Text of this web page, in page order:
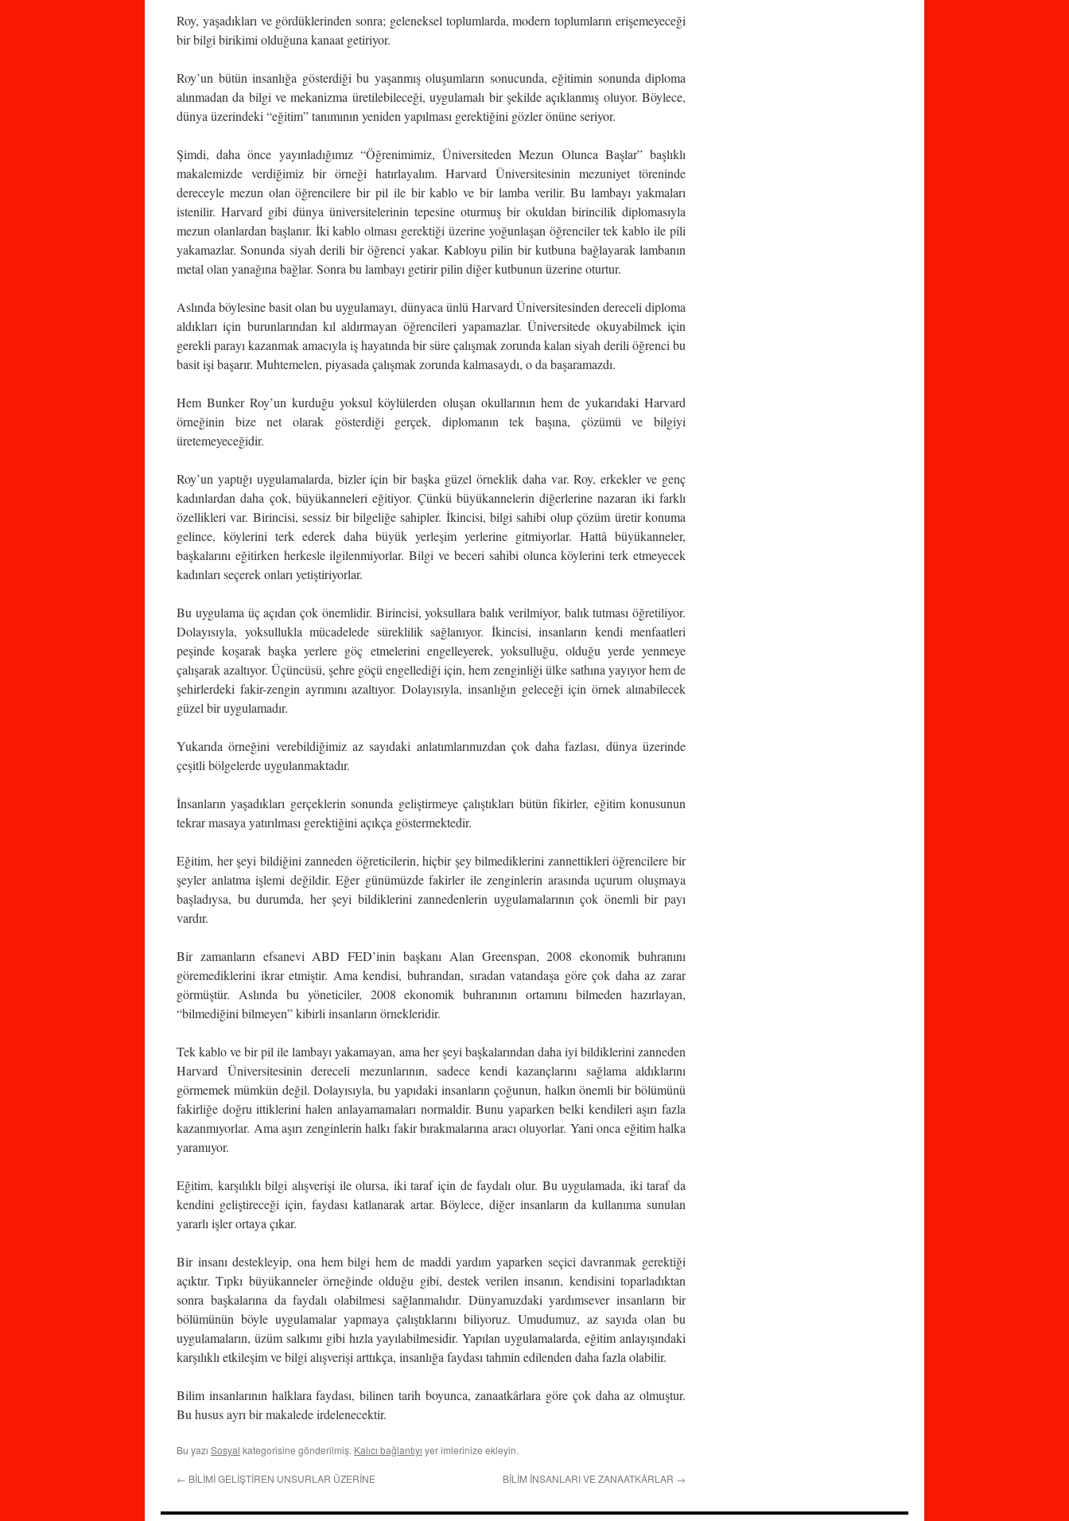
Roy, yaşadıkları ve gördüklerinden sonra; geleneksel toplumlarda, modern toplumların erişemeyeceği
bir bilgi birikimi olduğuna kanaat getiriyor.
Roy’un bütün insanlığa gösterdiği bu yaşanmış oluşumların sonucunda, eğitimin sonunda diploma
alınmadan da bilgi ve mekanizma üretilebileceği, uygulamalı bir şekilde açıklanmış oluyor. Böylece,
dünya üzerindeki “eğitim” tanımının yeniden yapılması gerektiğini gözler önüne seriyor.
Şimdi, daha önce yayınladığımız “Öğrenimimiz, Üniversiteden Mezun Olunca Başlar” başlıklı
makalemizde verdiğimiz bir örneği hatırlayalım. Harvard Üniversitesinin mezuniyet töreninde
dereceyle mezun olan öğrencilere bir pil ile bir kablo ve bir lamba verilir. Bu lambayı yakmaları
istenilir. Harvard gibi dünya üniversitelerinin tepesine oturmuş bir okuldan birincilik diplomasıyla
mezun olanlardan başlanır. İki kablo olması gerektiği üzerine yoğunlaşan öğrenciler tek kablo ile pili
yakamazlar. Sonunda siyah derili bir öğrenci yakar. Kabloyu pilin bir kutbuna bağlayarak lambanın
metal olan yanağına bağlar. Sonra bu lambayı getirir pilin diğer kutbunun üzerine oturtur.
Aslında böylesine basit olan bu uygulamayı, dünyaca ünlü Harvard Üniversitesinden dereceli diploma
aldıkları için burunlarından kıl aldırmayan öğrencileri yapamazlar. Üniversitede okuyabilmek için
gerekli parayı kazanmak amacıyla iş hayatında bir süre çalışmak zorunda kalan siyah derili öğrenci bu
basit işi başarır. Muhtemelen, piyasada çalışmak zorunda kalmasaydı, o da başaramazdı.
Hem Bunker Roy’un kurduğu yoksul köylülerden oluşan okullarının hem de yukarıdaki Harvard
örneğinin bize net olarak gösterdiği gerçek, diplomanın tek başına, çözümü ve bilgiyi
üretemeyeceğidir.
Roy’un yaptığı uygulamalarda, bizler için bir başka güzel örneklik daha var. Roy, erkekler ve genç
kadınlardan daha çok, büyükanneleri eğitiyor. Çünkü büyükannelerin diğerlerine nazaran iki farklı
özellikleri var. Birincisi, sessiz bir bilgeliğe sahipler. İkincisi, bilgi sahibi olup çözüm üretir konuma
gelince, köylerini terk ederek daha büyük yerleşim yerlerine gitmiyorlar. Hattâ büyükanneler,
başkalarını eğitirken herkesle ilgilenmiyorlar. Bilgi ve beceri sahibi olunca köylerini terk etmeyecek
kadınları seçerek onları yetiştiriyorlar.
Bu uygulama üç açıdan çok önemlidir. Birincisi, yoksullara balık verilmiyor, balık tutması öğretiliyor.
Dolayısıyla, yoksullukla mücadelede süreklilik sağlanıyor. İkincisi, insanların kendi menfaatleri
peşinde koşarak başka yerlere göç etmelerini engelleyerek, yoksulluğu, olduğu yerde yenmeye
çalışarak azaltıyor. Üçüncüsü, şehre göçü engellediği için, hem zenginliği ülke sathına yayıyor hem de
şehirlerdeki fakir-zengin ayrımını azaltıyor. Dolayısıyla, insanlığın geleceği için örnek alınabilecek
güzel bir uygulamadır.
Yukarıda örneğini verebildiğimiz az sayıdaki anlatımlarımızdan çok daha fazlası, dünya üzerinde
çeşitli bölgelerde uygulanmaktadır.
İnsanların yaşadıkları gerçeklerin sonunda geliştirmeye çalıştıkları bütün fikirler, eğitim konusunun
tekrar masaya yatırılması gerektiğini açıkça göstermektedir.
Eğitim, her şeyi bildiğini zanneden öğreticilerin, hiçbir şey bilmediklerini zannettikleri öğrencilere bir
şeyler anlatma işlemi değildir. Eğer günümüzde fakirler ile zenginlerin arasında uçurum oluşmaya
başladıysa, bu durumda, her şeyi bildiklerini zannedenlerin uygulamalarının çok önemli bir payı
vardır.
Bir zamanların efsanevi ABD FED’inin başkanı Alan Greenspan, 2008 ekonomik buhranını
göremediklerini ikrar etmiştir. Ama kendisi, buhrandan, sıradan vatandaşa göre çok daha az zarar
görmüştür. Aslında bu yöneticiler, 2008 ekonomik buhranının ortamını bilmeden hazırlayan,
“bilmediğini bilmeyen” kibirli insanların örnekleridir.
Tek kablo ve bir pil ile lambayı yakamayan, ama her şeyi başkalarından daha iyi bildiklerini zanneden
Harvard Üniversitesinin dereceli mezunlarının, sadece kendi kazançlarını sağlama aldıklarını
görmemek mümkün değil. Dolayısıyla, bu yapıdaki insanların çoğunun, halkın önemli bir bölümünü
fakirliğe doğru ittiklerini halen anlayamamaları normaldir. Bunu yaparken belki kendileri aşırı fazla
kazanmıyorlar. Ama aşırı zenginlerin halkı fakir bırakmalarına aracı oluyorlar. Yani onca eğitim halka
yaramıyor.
Eğitim, karşılıklı bilgi alışverişi ile olursa, iki taraf için de faydalı olur. Bu uygulamada, iki taraf da
kendini geliştireceği için, faydası katlanarak artar. Böylece, diğer insanların da kullanıma sunulan
yararlı işler ortaya çıkar.
Bir insanı destekleyip, ona hem bilgi hem de maddi yardım yaparken seçici davranmak gerektiği
açıktır. Tıpkı büyükanneler örneğinde olduğu gibi, destek verilen insanın, kendisini toparladıktan
sonra başkalarına da faydalı olabilmesi sağlanmalıdır. Dünyamızdaki yardımsever insanların bir
bölümünün böyle uygulamalar yapmaya çalıştıklarını biliyoruz. Umudumuz, az sayıda olan bu
uygulamaların, üzüm salkımı gibi hızla yayılabilmesidir. Yapılan uygulamalarda, eğitim anlayışındaki
karşılıklı etkileşim ve bilgi alışverişi arttıkça, insanlığa faydası tahmin edilenden daha fazla olabilir.
Bilim insanlarının halklara faydası, bilinen tarih boyunca, zanaatkârlara göre çok daha az olmuştur.
Bu husus ayrı bir makalede irdelenecektir.
Bu yazı Sosyal kategorisine gönderilmiş. Kalıcı bağlantıyı yer imlerinize ekleyin.
← BİLİMİ GELİŞTİREN UNSURLAR ÜZERİNE BİLİM İNSANLARI VE ZANAATKÂRLAR →